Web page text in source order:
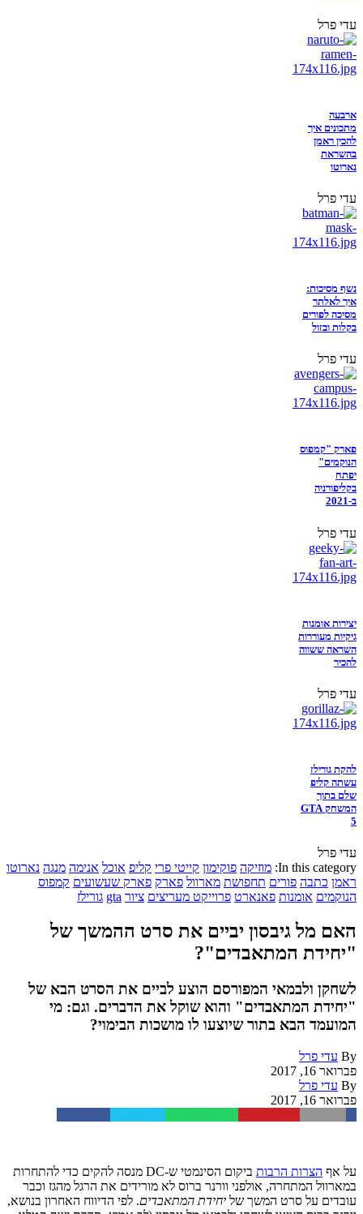
עדי פרל
ארבעה
מתכונים איך
להכין ראמן
בהשראת
נארוטו
עדי פרל
נשף מסיכות:
איך לאלתר
מסיכה לפורים
בקלות ובזול
עדי פרל
פארק "קמפוס
הנוקמים"
יפתח
בקליפורניה
ב-2021
עדי פרל
יצירות אומנות
גיקיות מעוררות
השראה ששווה
להכיר
עדי פרל
להקת גורילז
עשתה קליפ
שלם בתוך
המשחק GTA
5
עדי פרל
In this category: מוזיקה פוקימון קייטי פרי קליפ אוכל אנימה מנגה נארוטו
ראמן כתבה פורים תחפושת מארוול פארק פארק שעשועים קמפוס
הנוקמים אומנות פאנארט פרוייקט מעריצים ציור gta גורילז
האם מל גיבסון יביים את סרט ההמשך של
"יחידת המתאבדים"?
לשחקן ולבמאי המפורסם הוצע לביים את הסרט הבא של
"יחידת המתאבדים" והוא שוקל את הדברים. וגם: מי
המועמד הבא בתור שיוצעו לו מושכות הבימוי?
By עדי פרל
פברואר 16, 2017
By עדי פרל
פברואר 16, 2017
על אף הצרות הרבות
ביקום הסינמטי ש-DC מנסה להקים כדי להתחרות
במארוול המתחרה, אולפני וורנר ברוס לא מורידים את הרגל מהגז וכבר
עובדים על סרט המשך של יחידת המתאבדים. לפי הדיווח האחרון בנושא,